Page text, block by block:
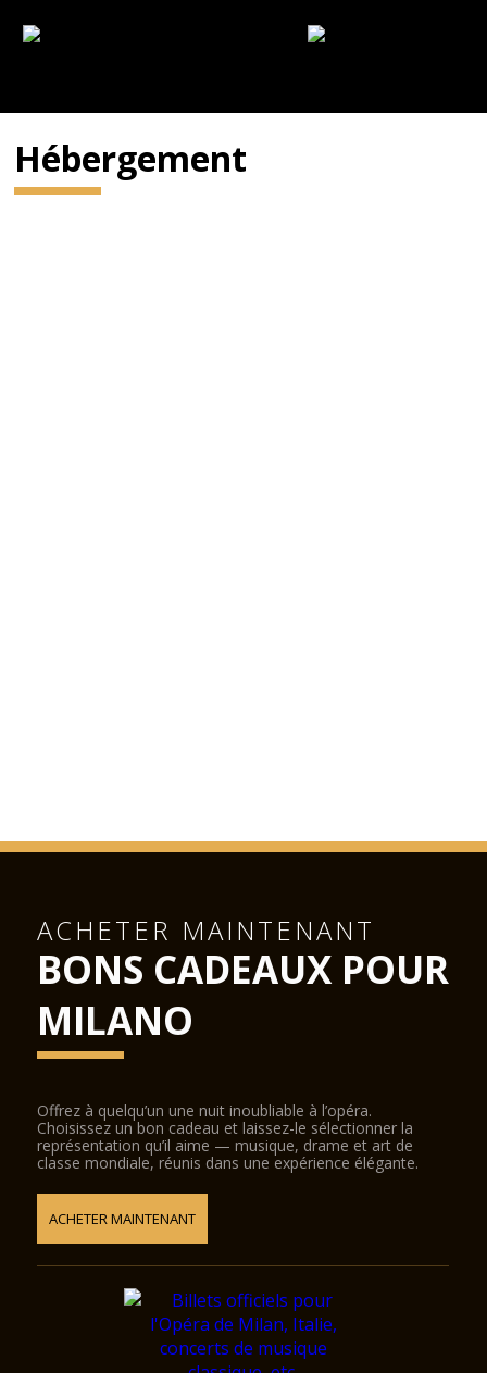
Hébergement
ACHETER MAINTENANT
BONS CADEAUX POUR
MILANO
Offrez à quelqu’un une nuit inoubliable à l’opéra.
Choisissez un bon cadeau et laissez-le sélectionner la
représentation qu’il aime — musique, drame et art de
classe mondiale, réunis dans une expérience élégante.
ACHETER MAINTENANT